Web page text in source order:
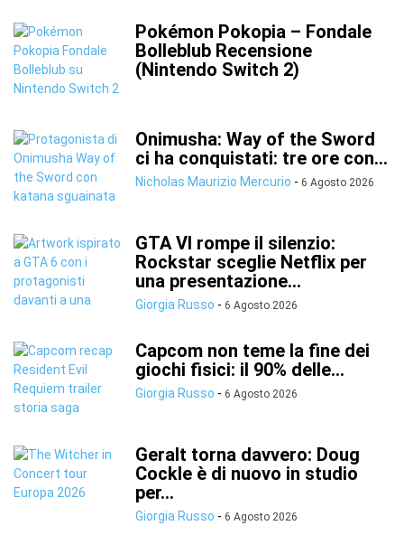
Pokémon Pokopia – Fondale
Bolleblub Recensione
(Nintendo Switch 2)
Onimusha: Way of the Sword
ci ha conquistati: tre ore con...
Nicholas Maurizio Mercurio - 6 Agosto 2026
GTA VI rompe il silenzio:
Rockstar sceglie Netflix per
una presentazione...
Giorgia Russo - 6 Agosto 2026
Capcom non teme la fine dei
giochi fisici: il 90% delle...
Giorgia Russo - 6 Agosto 2026
Geralt torna davvero: Doug
Cockle è di nuovo in studio
per...
Giorgia Russo - 6 Agosto 2026